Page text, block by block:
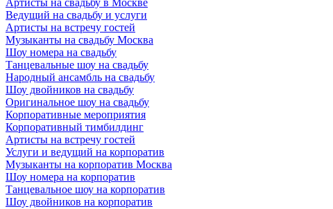
Артисты на свадьбу в Москве
Ведущий на свадьбу и услуги
Артисты на встречу гостей
Музыканты на свадьбу Москва
Шоу номера на свадьбу
Танцевальные шоу на свадьбу
Народный ансамбль на свадьбу
Шоу двойников на свадьбу
Оригинальное шоу на свадьбу
Корпоративные мероприятия
Корпоративный тимбилдинг
Артисты на встречу гостей
Услуги и ведущий на корпоратив
Музыканты на корпоратив Москва
Шоу номера на корпоратив
Танцевальное шоу на корпоратив
Шоу двойников на корпоратив